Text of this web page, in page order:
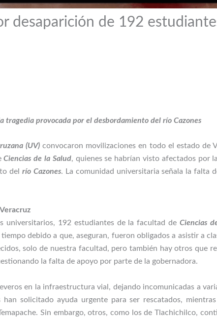
desaparición de 192
tragedia provocada por el desbordamiento del río Cazones
(UV)convocaron movilizaciones en todo el estado de
Ciencias de la Salud, quienes se habrían visto afectados por
del río Cazones. La comunidad universitaria señala la falta
universitarios, 192 estudiantes de la facultad deCiencias
debido a que, aseguran, fueron obligados a asistir a
solo de nuestra facultad, pero también hay otros que
la falta de apoyo por parte de la gobernadora.
en la infraestructura vial, dejando incomunicadas a
han solicitado ayuda urgente para ser rescatados,
Sin embargo, otros, como los de Tlachichilco,